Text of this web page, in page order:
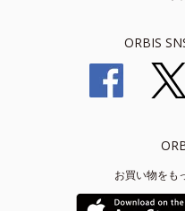
ORBIS
お買い物をも